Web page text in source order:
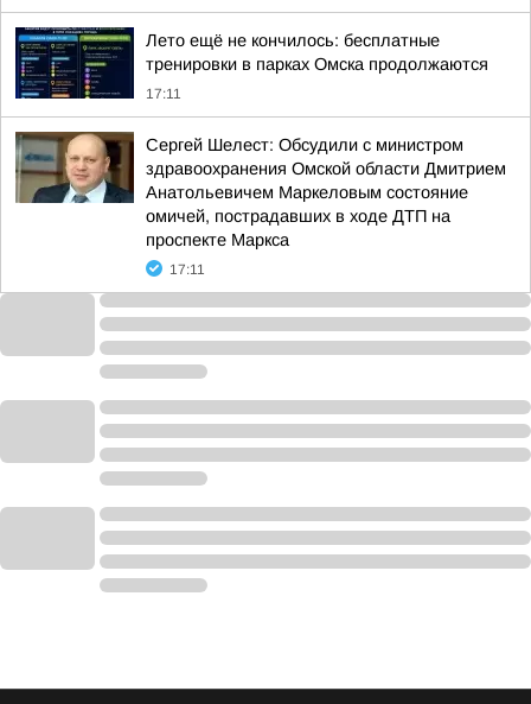
Лето ещё не кончилось: бесплатные
тренировки в парках Омска продолжаются
17:11
Сергей Шелест: Обсудили с министром
здравоохранения Омской области Дмитрием
Анатольевичем Маркеловым состояние
омичей, пострадавших в ходе ДТП на
проспекте Маркса
17:11